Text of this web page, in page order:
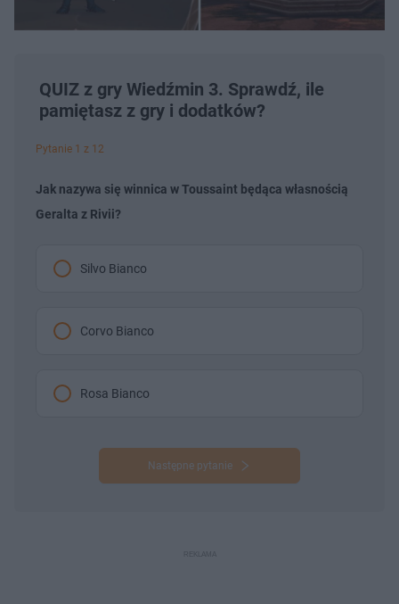
QUIZ z gry Wiedźmin 3. Sprawdź, ile
pamiętasz z gry i dodatków?
Pytanie 1 z 12
Jak nazywa się winnica w Toussaint będąca własnością
Geralta z Rivii?
Silvo Bianco
Corvo Bianco
Rosa Bianco
Następne pytanie